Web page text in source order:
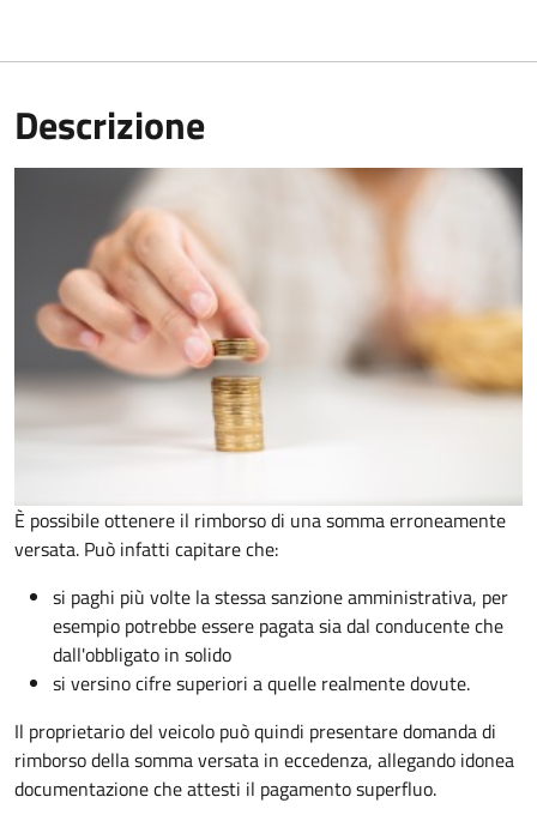
Descrizione
È possibile ottenere il rimborso di una somma erroneamente
versata. Può infatti capitare che:
si paghi più volte la stessa sanzione amministrativa, per
esempio potrebbe essere pagata sia dal conducente che
dall'obbligato in solido
si versino cifre superiori a quelle realmente dovute.
Il proprietario del veicolo può quindi presentare domanda di
rimborso della somma versata in eccedenza, allegando idonea
documentazione che attesti il pagamento superfluo.